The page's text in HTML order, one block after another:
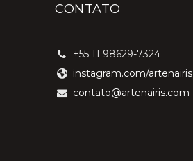
CONTATO
+55 11 98629-7324
instagram.com/artenairis
contato@artenairis.com